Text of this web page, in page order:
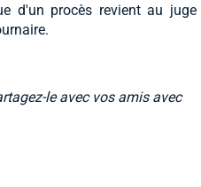
d'un procès revient au juge
le avec vos amis avec